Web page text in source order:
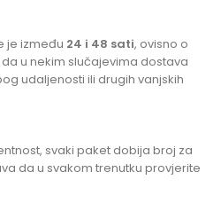
je između 24 i 48 sati, ovisno o
u nekim slučajevima dostava
udaljenosti ili drugih vanjskih
svaki paket dobija broj za
da u svakom trenutku provjerite